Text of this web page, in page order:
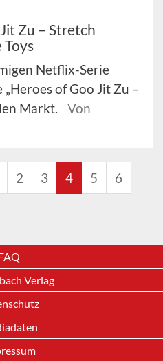
Zu – Stretch
Toys
Netflix-Serie
of Goo Jit Zu –
Markt.
Von
2 3 4 5 6
Verlag